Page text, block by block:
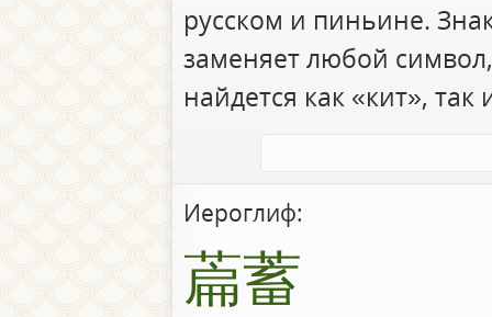
русском и пиньине.
заменяет любой
найдется как «кит», так
Иероглиф:
萹蓄